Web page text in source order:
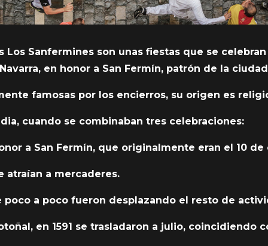
Los Sanfermines son unas fiestas que se
en honor a San Fermín, patrón de la
famosas por los encierros, su origen es
cuando se combinaban tres celebraciones:
a San Fermín, que originalmente eran el 10 de
atraían a mercaderes.
poco a poco fueron desplazando el resto de
en 1591 se trasladaron a julio, coincidiendo